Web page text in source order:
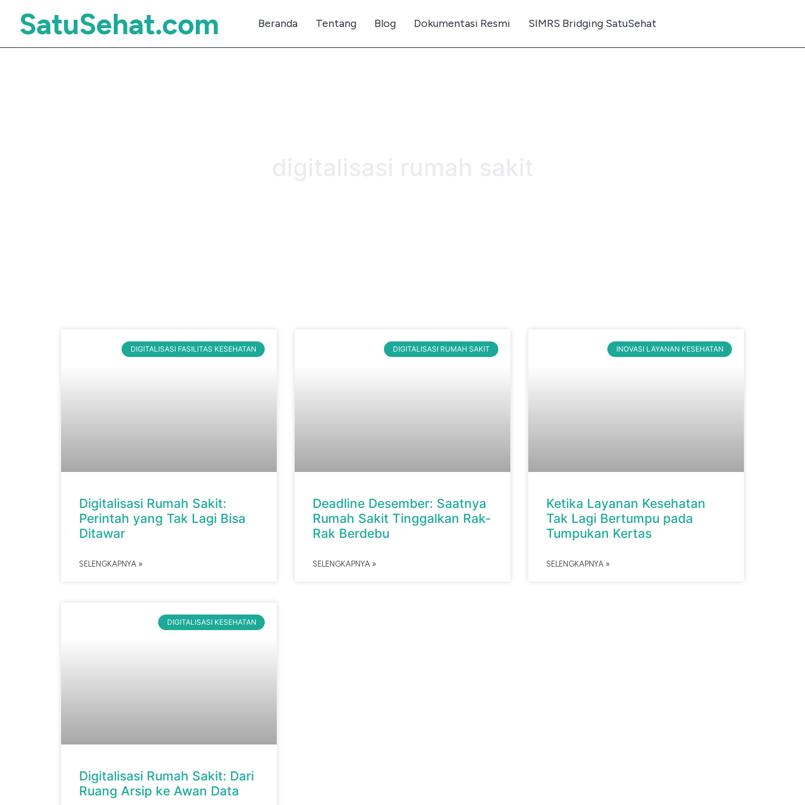
SatuSehat.com Beranda Tentang Blog Dokumentasi Resmi SIMRS Bridging SatuSehat
DIGITALISASI FASILITAS KESEHATAN
Digitalisasi Rumah Sakit:
Perintah yang Tak Lagi Bisa
Ditawar
SELENGKAPNYA »
DIGITALISASI RUMAH SAKIT
Deadline Desember: Saatnya
Rumah Sakit Tinggalkan Rak-
Rak Berdebu
SELENGKAPNYA »
INOVASI LAYANAN KESEHATAN
Ketika Layanan Kesehatan
Tak Lagi Bertumpu pada
Tumpukan Kertas
SELENGKAPNYA »
DIGITALISASI KESEHATAN
Digitalisasi Rumah Sakit: Dari
Ruang Arsip ke Awan Data